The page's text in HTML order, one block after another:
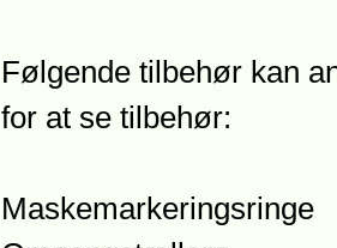
Følgende tilbehør kan
for at se tilbehør:
Maskemarkeringsringe